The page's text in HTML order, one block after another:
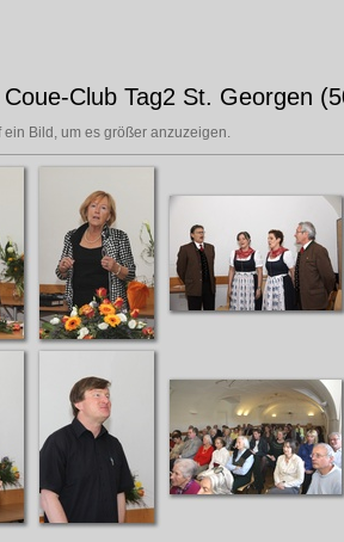
Club Tag2 St. Georgen
ein Bild, um es größer anzuzeigen.